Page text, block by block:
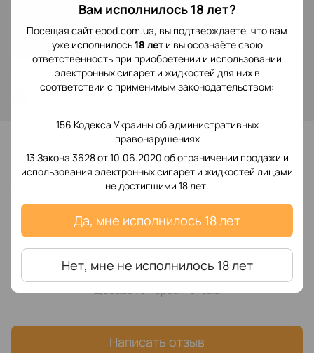
Вам исполнилось 18 лет?
Посещая сайт epod.com.ua, вы подтверждаете, что вам
уже исполнилось18 лети вы осознаёте свою
ответственность при приобретении и использовании
электронных сигарет и жидкостей для них в
соответствии с применимым законодательством:
156 Кодекса Украины об административных
правонарушениях
13 Закона 3628 от 10.06.2020 об ограничении продажи и
использования электронных сигарет и жидкостей лицами
не достигшими 18 лет.
Да, мне исполнилось 18 лет
Нет, мне не исполнилось 18 лет
299 грн
Сообщить, когда появится
для отображения накопительной скидки
В избранное
Добавьте первый отзыв
Написать отзыв